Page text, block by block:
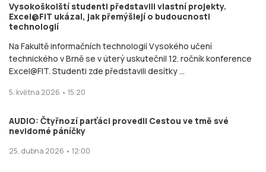
Vysokoškolští studenti představili vlastní projekty.
Excel@FIT ukázal, jak přemýšlejí o budoucnosti
technologií
Na Fakultě informačních technologií Vysokého učení
technického v Brně se v úterý uskutečnil 12. ročník konference
Excel@FIT. Studenti zde představili desítky ...
5. května 2026 • 15:20
AUDIO: Čtyřnozí parťáci provedli Cestou ve tmě své
nevidomé páníčky
25. dubna 2026 • 12:00